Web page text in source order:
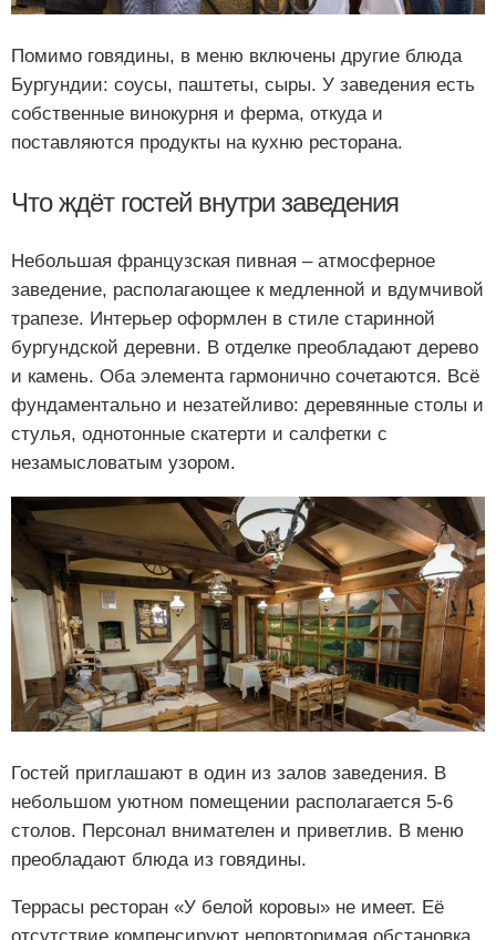
Помимо говядины, в меню включены другие блюда
Бургундии: соусы, паштеты, сыры. У заведения есть
собственные винокурня и ферма, откуда и
поставляются продукты на кухню ресторана.
Что ждёт гостей внутри заведения
Небольшая французская пивная – атмосферное
заведение, располагающее к медленной и вдумчивой
трапезе. Интерьер оформлен в стиле старинной
бургундской деревни. В отделке преобладают дерево
и камень. Оба элемента гармонично сочетаются. Всё
фундаментально и незатейливо: деревянные столы и
стулья, однотонные скатерти и салфетки с
незамысловатым узором.
Гостей приглашают в один из залов заведения. В
небольшом уютном помещении располагается 5-6
столов. Персонал внимателен и приветлив. В меню
преобладают блюда из говядины.
Террасы ресторан «У белой коровы» не имеет. Её